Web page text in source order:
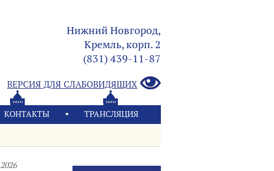
Нижний Новгород,
Кремль, корп. 2
(831) 439-11-87
ВЕРСИЯ ДЛЯ СЛАБОВИДЯЩИХ
КОНТАКТЫ ТРАНСЛЯЦИЯ
2026